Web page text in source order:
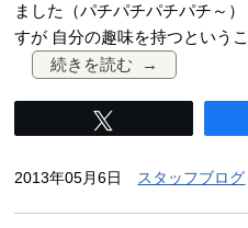
ました（パチパチパチパチ～
すが 自分の趣味を持つという
続きを読む
2013年05月6日 スタッフブログ